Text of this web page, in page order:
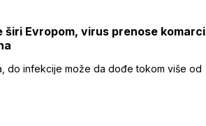
širi Evropom, virus prenose komarci
do infekcije može da dođe tokom više od